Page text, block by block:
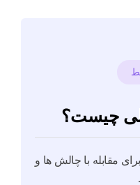
چیست؟
مقابله با چالش ها و